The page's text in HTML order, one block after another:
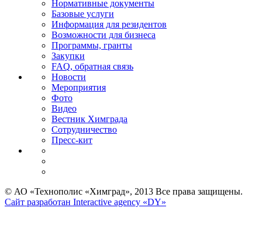
Нормативные документы
Базовые услуги
Информация для резидентов
Возможности для бизнеса
Программы, гранты
Закупки
FAQ, обратная связь
Новости
Мероприятия
Фото
Видео
Вестник Химграда
Сотрудничество
Пресс-кит
© АО «Технополис «Химград», 2013 Все права защищены.
Сайт разработан Interactive agency «DY»